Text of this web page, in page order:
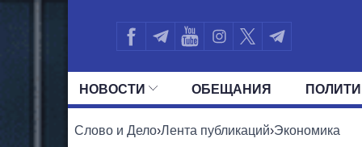
НОВОСТИ ОБЕЩАНИЯ
ВСЕ ПОЛИТИКИ ПРЕЗИДЕНТ И
Слово и Дело›Лента публикаций›Экономика